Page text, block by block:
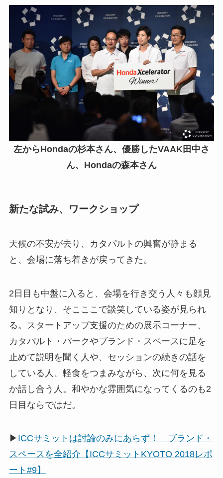
左からHondaの杉本さん、優勝したVAAK田中さ
ん、Hondaの森本さん
新たな試み、ワークショップ
天候の不安が去り、カタパルトの興奮が静まる
と、会場に落ち着きが戻ってきた。
2日目も中盤に入ると、会場を行き交う人々も顔見
知りとなり、そこここで談笑している姿が見られ
る。スタートアップ支援のための展示コーナー、
カタパルト・パークやブランド・スペースに足を
止めて説明を聞く人や、セッションの続きの話を
している人、軽食をつまみながら、次に何を見る
か話し合う人。和やかな雰囲気になってくるのも2
日目ならではだ。
▶ ICCサミットは討論のみにあらず！ ブランド・
スペースを全紹介【ICCサミットKYOTO 2018レポ
ート#9】